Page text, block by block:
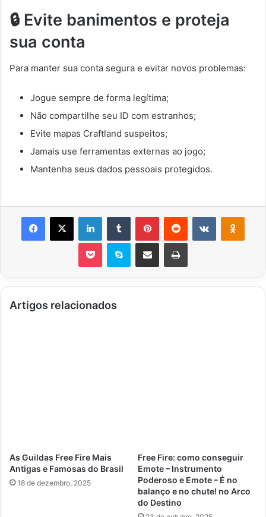
🔒 Evite banimentos e proteja
sua conta
Para manter sua conta segura e evitar novos problemas:
Jogue sempre de forma legítima;
Não compartilhe seu ID com estranhos;
Evite mapas Craftland suspeitos;
Jamais use ferramentas externas ao jogo;
Mantenha seus dados pessoais protegidos.
Facebook
X LinkedinTumblr PinterestReddit VK OK
Pocket Skype Compartilhar via e-mail Imprimir
Artigos relacionados
As Guildas Free Fire Mais
Antigas e Famosas do Brasil
18 de dezembro, 2025
Free Fire: como conseguir
Emote – Instrumento
Poderoso e Emote – É no
balanço e no chute! no Arco
do Destino